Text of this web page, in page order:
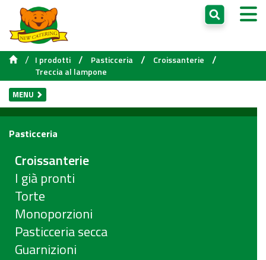
/ I prodotti / Pasticceria / Croissanterie /
Treccia al lampone
MENU
Pasticceria
Croissanterie
I già pronti
Torte
Monoporzioni
Pasticceria secca
Guarnizioni